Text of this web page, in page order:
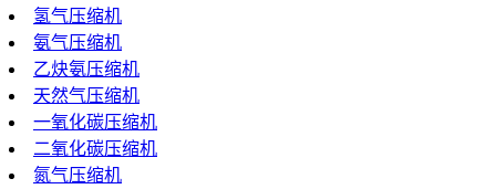
氢气压缩机
氨气压缩机
乙炔氨压缩机
天然气压缩机
一氧化碳压缩机
二氧化碳压缩机
氮气压缩机